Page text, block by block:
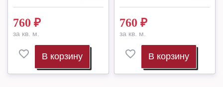
760 ₽
за кв. м.
В корзину
760 ₽
за кв. м.
В корзину